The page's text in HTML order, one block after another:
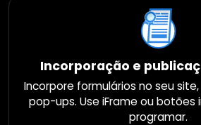
Incorporação e
Incorpore formulários no seu
pop-ups. Use iFrame ou
programar.